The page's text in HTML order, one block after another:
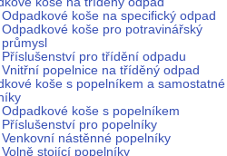
Odpadkové koše na specifický odpad
Odpadkové koše pro potravinářský
průmysl
Příslušenství pro třídění odpadu
Vnitřní popelnice na tříděný odpad
koše s popelníkem a samostatné
Odpadkové koše s popelníkem
Příslušenství pro popelníky
Venkovní nástěnné popelníky
Volně stojící popelníky